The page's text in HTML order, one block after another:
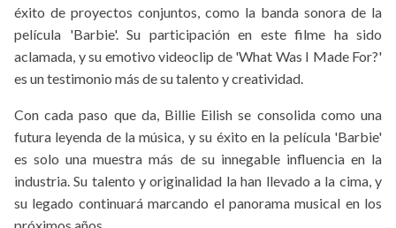
éxito de proyectos conjuntos, como la banda sonora de la
película 'Barbie'. Su participación en este filme ha sido
aclamada, y su emotivo videoclip de 'What Was I Made For?'
es un testimonio más de su talento y creatividad.
Con cada paso que da, Billie Eilish se consolida como una
futura leyenda de la música, y su éxito en la película 'Barbie'
es solo una muestra más de su innegable influencia en la
industria. Su talento y originalidad la han llevado a la cima, y
su legado continuará marcando el panorama musical en los